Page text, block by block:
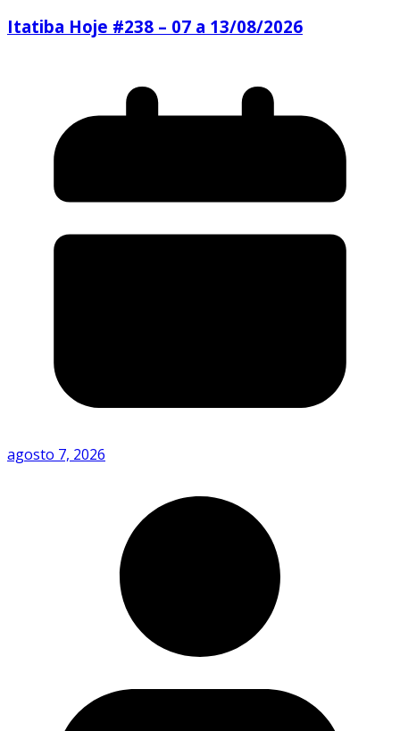
Itatiba Hoje #238 – 07 a 13/08/2026
agosto 7, 2026